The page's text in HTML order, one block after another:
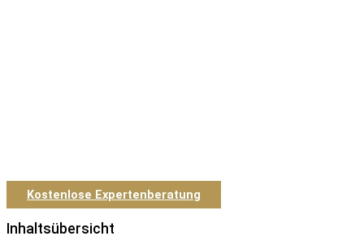
Kostenlose Expertenberatung
Inhaltsübersicht